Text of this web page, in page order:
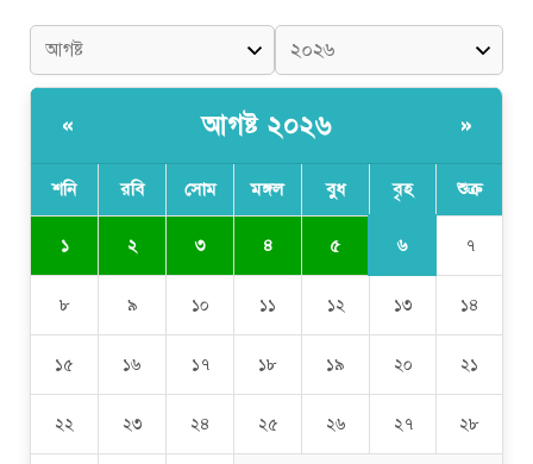
« আগষ্ট ২০২৬ »
শনি রবি সোম মঙ্গল বুধ বৃহ শুক্র
১ ২ ৩ ৪ ৫ ৬ ৭
৮ ৯ ১০ ১১ ১২ ১৩ ১৪
১৫ ১৬ ১৭ ১৮ ১৯ ২০ ২১
২২ ২৩ ২৪ ২৫ ২৬ ২৭ ২৮